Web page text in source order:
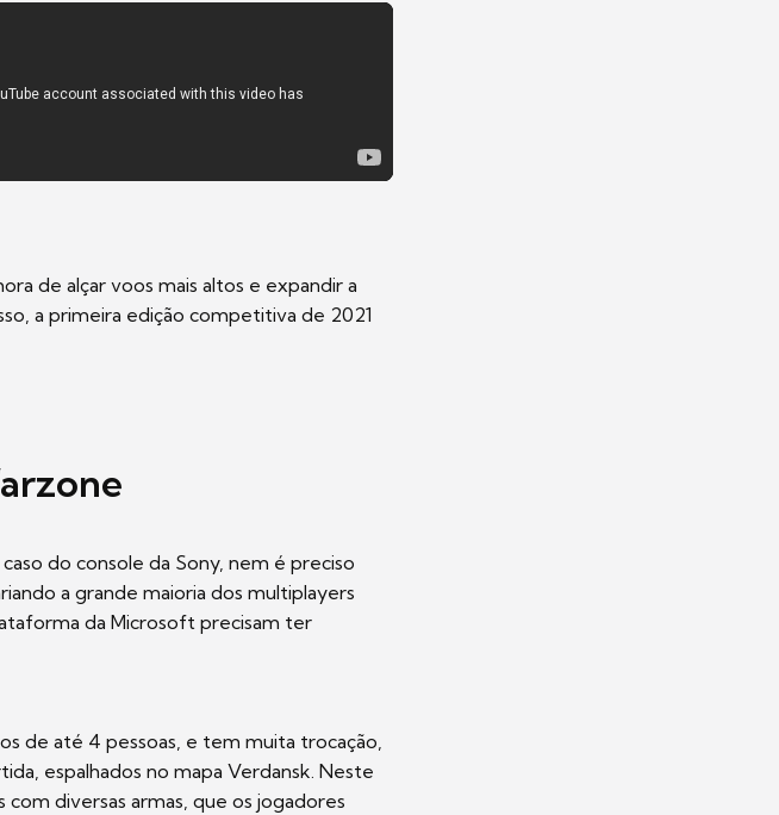
de alçar voos mais altos e expandir a
a primeira edição competitiva de 2021
do console da Sony, nem é preciso
a grande maioria dos multiplayers
da Microsoft precisam ter
de até 4 pessoas, e tem muita trocação,
espalhados no mapa Verdansk. Neste
diversas armas, que os jogadores